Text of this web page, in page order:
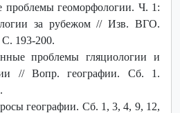
проблемы геоморфологии. Ч. 1:
за рубежом // Изв. ВГО.
193-200.
проблемы гляциологии и
// Вопр. географии. Сб. 1.
географии. Сб. 1, 3, 4, 9, 12,